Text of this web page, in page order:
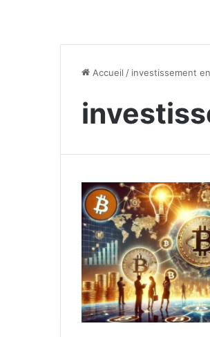
Accueil / investissement